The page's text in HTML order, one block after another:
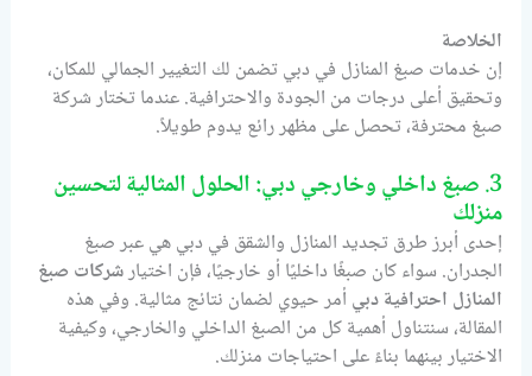
الخلاصة
إن خدمات صبغ المنازل في دبي تضمن لك التغيير الجمالي للمكان،
وتحقيق أعلى درجات من الجودة والاحترافية. عندما تختار شركة
صبغ محترفة، تحصل على مظهر رائع يدوم طويلاً.
3. صبغ داخلي وخارجي دبي: الحلول المثالية لتحسين
منزلك
إحدى أبرز طرق تجديد المنازل والشقق في دبي هي عبر صبغ
الجدران. سواء كان صبغًا داخليًا أو خارجيًا، فإن اختيارشركات صبغ
المنازل احترافية دبي أمر حيوي لضمان نتائج مثالية. وفي هذه
المقالة، سنتناول أهمية كل من الصبغ الداخلي والخارجي، وكيفية
الاختيار بينهما بناءً على احتياجات منزلك.